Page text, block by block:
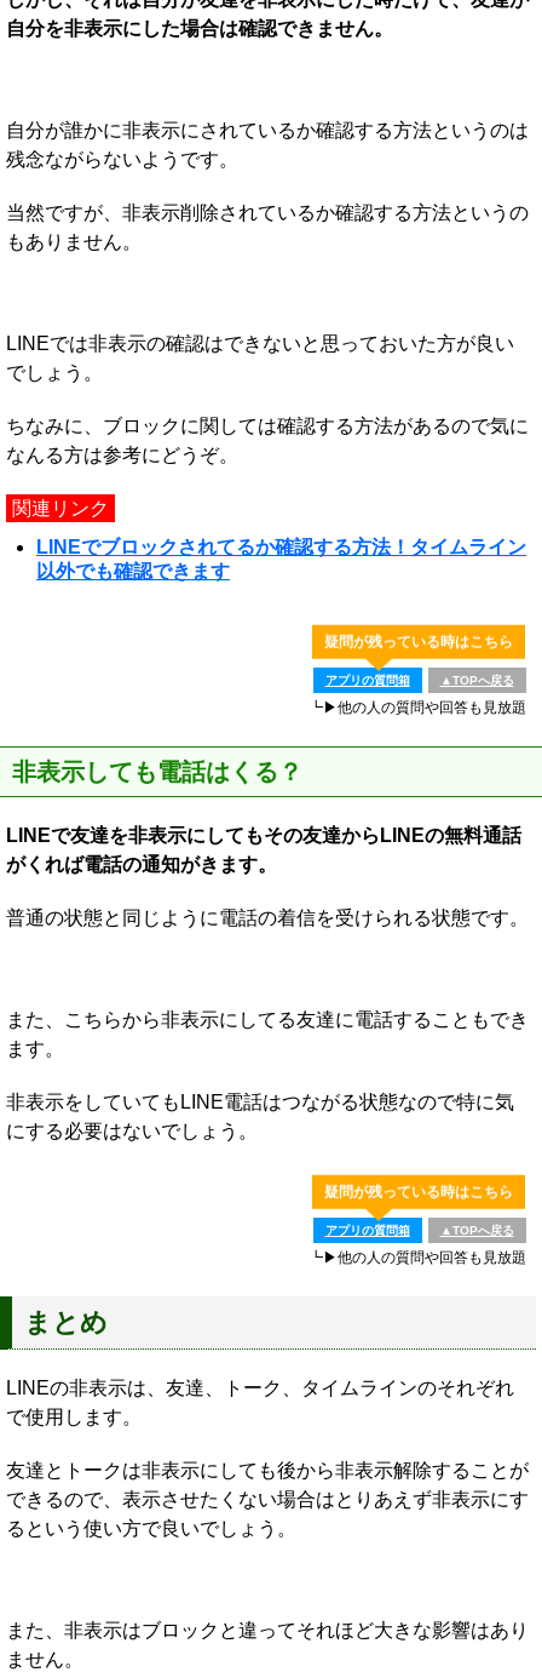
自分を非表示にした場合は確認できません。
自分が誰かに非表示にされているか確認する方法というのは
残念ながらないようです。
当然ですが、非表示削除されているか確認する方法というの
もありません。
LINEでは非表示の確認はできないと思っておいた方が良い
でしょう。
ちなみに、ブロックに関しては確認する方法があるので気に
なんる方は参考にどうぞ。
関連リンク
LINEでブロックされてるか確認する方法！タイムライン
以外でも確認できます
疑問が残っている時はこちら
アプリの質問箱 ▲TOPへ戻る
┗▶他の人の質問や回答も見放題
非表示しても電話はくる？
LINEで友達を非表示にしてもその友達からLINEの無料通話
がくれば電話の通知がきます。
普通の状態と同じように電話の着信を受けられる状態です。
また、こちらから非表示にしてる友達に電話することもでき
ます。
非表示をしていてもLINE電話はつながる状態なので特に気
にする必要はないでしょう。
疑問が残っている時はこちら
アプリの質問箱 ▲TOPへ戻る
┗▶他の人の質問や回答も見放題
まとめ
LINEの非表示は、友達、トーク、タイムラインのそれぞれ
で使用します。
友達とトークは非表示にしても後から非表示解除することが
できるので、表示させたくない場合はとりあえず非表示にす
るという使い方で良いでしょう。
また、非表示はブロックと違ってそれほど大きな影響はあり
ません。